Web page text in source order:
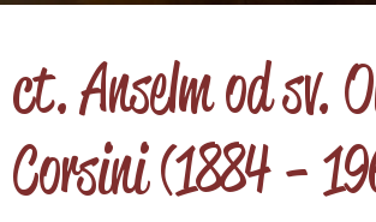
ct. Anselm od sv.
Corsini (1884 -